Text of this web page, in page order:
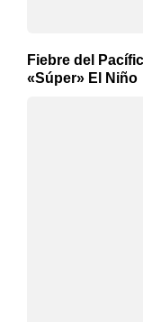
Fiebre del
«Súper» El Niño